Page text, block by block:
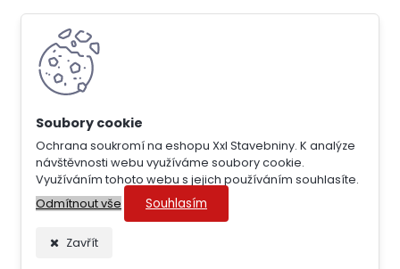
Ochrana soukromí na eshopu Xxl Stavebniny. K analýze
návštěvnosti webu využíváme soubory cookie.
Využíváním tohoto webu s jejich používáním souhlasíte.
Odmítnout vše
Souhlasím
Zavřít